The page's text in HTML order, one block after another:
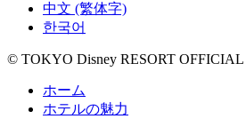
中文 (繁体字)
한국어
© TOKYO Disney RESORT
ホーム
ホテルの魅力